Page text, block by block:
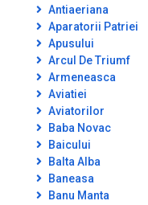
Antiaeriana
Aparatorii Patriei
Apusului
Arcul De Triumf
Armeneasca
Aviatiei
Aviatorilor
Baba Novac
Baicului
Balta Alba
Baneasa
Banu Manta